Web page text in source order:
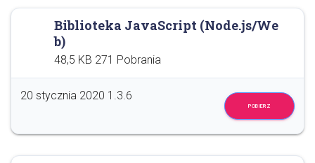
Biblioteka JavaScript (Node.js/We
b)
48,5 KB 271 Pobrania
20 stycznia 2020 1.3.6
POBIERZ